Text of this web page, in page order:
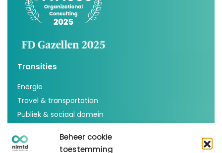
Beheer cookie
toestemming
Transities
Energie
Travel & transportation
Publiek & sociaal domein
Inspiratie